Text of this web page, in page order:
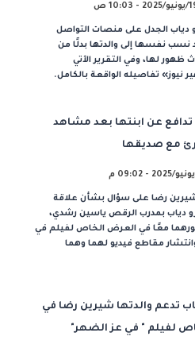
دياب الجدل على منصات التواصل
نسب نفسها إلى والدتها بدلًا من
ظهور لها، وفي التقرير الآتي
تفاصيله الواقعة بالكامل.
عن ابنتها بعد مشاهد
مع صديقها
رضا على سؤال بشأن علاقة
دياب بمدرب الرقص ياسين رشدي،
معًا في العرض الخاص لفيلم في
مقاطع فيديو لهما وهما
تدعم والدتها شيرين رضا في
لفيلم " في عز الضهر"